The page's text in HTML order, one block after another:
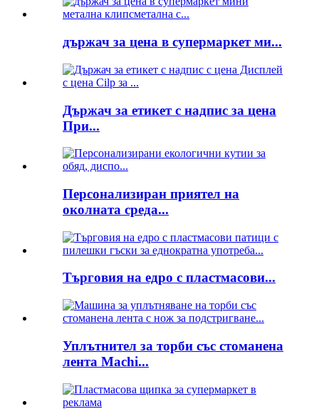
държач за цена в супермаркет ми...
Държач за етикет с надпис за цена
При...
Персонализиран приятел на
околната среда...
Търговия на едро с пластмасови...
Уплътнител за торби със стоманена
лента Machi...